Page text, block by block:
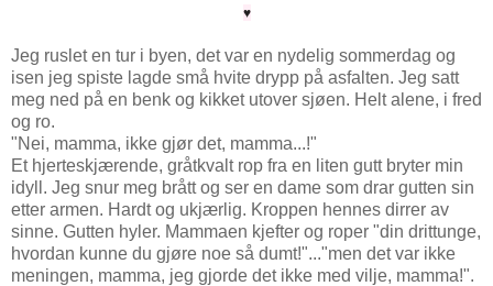
♥
Jeg ruslet en tur i byen, det var en nydelig sommerdag og
isen jeg spiste lagde små hvite drypp på asfalten. Jeg satt
meg ned på en benk og kikket utover sjøen. Helt alene, i fred
og ro.
"Nei, mamma, ikke gjør det, mamma...!"
Et hjerteskjærende, gråtkvalt rop fra en liten gutt bryter min
idyll. Jeg snur meg brått og ser en dame som drar gutten sin
etter armen. Hardt og ukjærlig. Kroppen hennes dirrer av
sinne. Gutten hyler. Mammaen kjefter og roper "din drittunge,
hvordan kunne du gjøre noe så dumt!"..."men det var ikke
meningen, mamma, jeg gjorde det ikke med vilje, mamma!".